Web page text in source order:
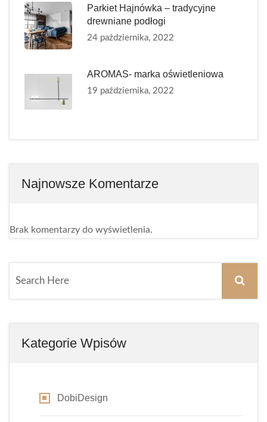
Parkiet Hajnówka – tradycyjne
drewniane podłogi
24 października, 2022
AROMAS- marka oświetleniowa
19 października, 2022
Najnowsze Komentarze
Brak komentarzy do wyświetlenia.
Kategorie Wpisów
DobiDesign